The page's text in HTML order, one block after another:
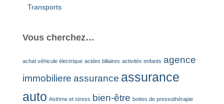
Transports
Vous cherchez…
achat véhicule électrique acides biliaires activités enfants agence
immobiliere assurance assurance
auto Asthme et stress bien-être bottes de pressothérapie